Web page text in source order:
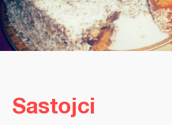
Sastojci